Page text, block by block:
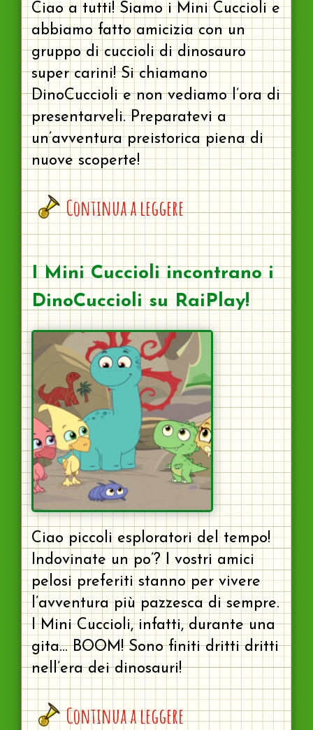
Ciao a tutti! Siamo i Mini Cuccioli e
abbiamo fatto amicizia con un
gruppo di cuccioli di dinosauro
super carini! Si chiamano
DinoCuccioli e non vediamo l’ora di
presentarveli. Preparatevi a
un’avventura preistorica piena di
nuove scoperte!
Continua a leggere
I Mini Cuccioli incontrano i
DinoCuccioli su RaiPlay!
Ciao piccoli esploratori del tempo!
Indovinate un po’? I vostri amici
pelosi preferiti stanno per vivere
l’avventura più pazzesca di sempre.
I Mini Cuccioli, infatti, durante una
gita… BOOM! Sono finiti dritti dritti
nell’era dei dinosauri!
Continua a leggere